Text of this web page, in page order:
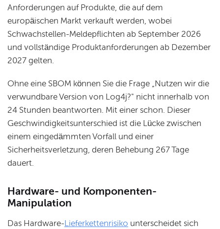
Anforderungen auf Produkte, die auf dem
europäischen Markt verkauft werden, wobei
Schwachstellen-Meldepflichten ab September 2026
und vollständige Produktanforderungen ab Dezember
2027 gelten.
Ohne eine SBOM können Sie die Frage „Nutzen wir die
verwundbare Version von Log4j?" nicht innerhalb von
24 Stunden beantworten. Mit einer schon. Dieser
Geschwindigkeitsunterschied ist die Lücke zwischen
einem eingedämmten Vorfall und einer
Sicherheitsverletzung, deren Behebung 267 Tage
dauert.
Hardware- und Komponenten-
Manipulation
Das Hardware-Lieferkettenrisiko unterscheidet sich